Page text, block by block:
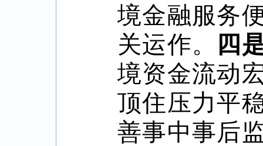
境金融服务
关运作。
四
境资金流动
顶住压力平
善事中事后